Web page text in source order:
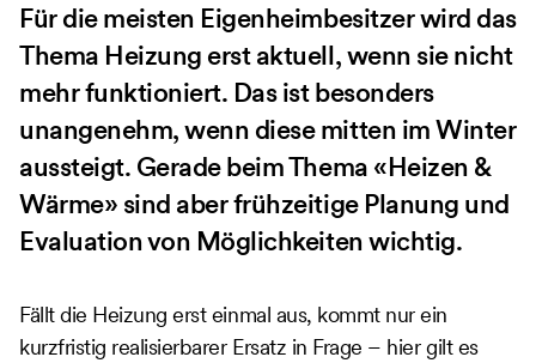
Für die meisten Eigenheimbesitzer wird das
Thema Heizung erst aktuell, wenn sie nicht
mehr funktioniert. Das ist besonders
unangenehm, wenn diese mitten im Winter
aussteigt. Gerade beim Thema «Heizen &
Wärme» sind aber frühzeitige Planung und
Evaluation von Möglichkeiten wichtig.
Fällt die Heizung erst einmal aus, kommt nur ein
kurzfristig realisierbarer Ersatz in Frage – hier gilt es